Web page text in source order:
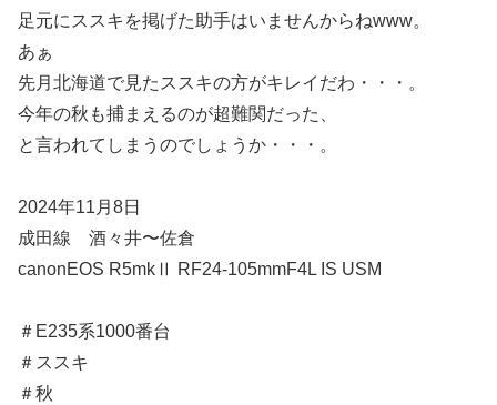
足元にススキを掲げた助手はいませんからねwww。
あぁ
先月北海道で見たススキの方がキレイだわ・・・。
今年の秋も捕まえるのが超難関だった、
と言われてしまうのでしょうか・・・。
2024年11月8日
成田線 酒々井〜佐倉
canonEOS R5mkⅡ RF24-105mmF4L IS USM
＃E235系1000番台
＃ススキ
＃秋